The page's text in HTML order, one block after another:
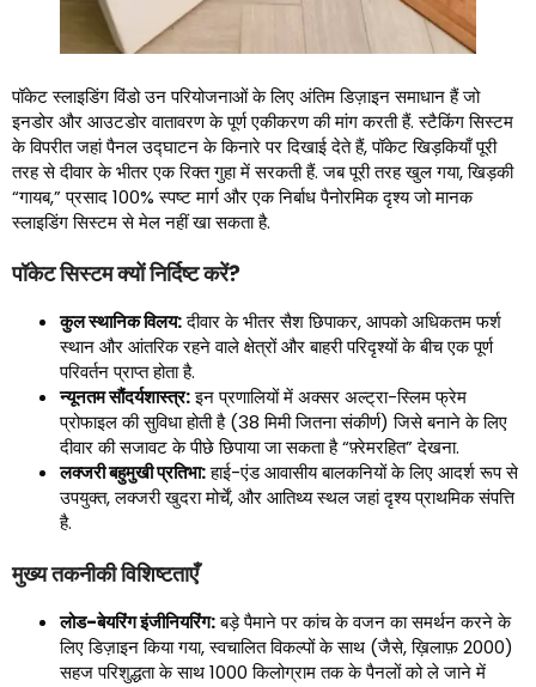
पॉकेट स्लाइडिंग विंडो उन परियोजनाओं के लिए अंतिम डिज़ाइन समाधान हैं जो
इनडोर और आउटडोर वातावरण के पूर्ण एकीकरण की मांग करती हैं. स्टैकिंग सिस्टम
के विपरीत जहां पैनल उद्घाटन के किनारे पर दिखाई देते हैं, पॉकेट खिड़कियाँ पूरी
तरह से दीवार के भीतर एक रिक्त गुहा में सरकती हैं. जब पूरी तरह खुल गया, खिड़की
“गायब,” प्रसाद 100% स्पष्ट मार्ग और एक निर्बाध पैनोरमिक दृश्य जो मानक
स्लाइडिंग सिस्टम से मेल नहीं खा सकता है.
पॉकेट सिस्टम क्यों निर्दिष्ट करें?
कुल स्थानिक विलय:दीवार के भीतर सैश छिपाकर, आपको अधिकतम फर्श
स्थान और आंतरिक रहने वाले क्षेत्रों और बाहरी परिदृश्यों के बीच एक पूर्ण
परिवर्तन प्राप्त होता है.
न्यूनतम सौंदर्यशास्त्र:इन प्रणालियों में अक्सर अल्ट्रा-स्लिम फ्रेम
प्रोफाइल की सुविधा होती है (38 मिमी जितना संकीर्ण) जिसे बनाने के लिए
दीवार की सजावट के पीछे छिपाया जा सकता है “फ़्रेमरहित” देखना.
लक्जरी बहुमुखी प्रतिभा:हाई-एंड आवासीय बालकनियों के लिए आदर्श रूप से
उपयुक्त, लक्जरी खुदरा मोर्चें, और आतिथ्य स्थल जहां दृश्य प्राथमिक संपत्ति
है.
मुख्य तकनीकी विशिष्टताएँ
लोड-बेयरिंग इंजीनियरिंग:बड़े पैमाने पर कांच के वजन का समर्थन करने के
लिए डिज़ाइन किया गया, स्वचालित विकल्पों के साथ (जैसे, ख़िलाफ़ 2000)
सहज परिशुद्धता के साथ 1000 किलोग्राम तक के पैनलों को ले जाने में